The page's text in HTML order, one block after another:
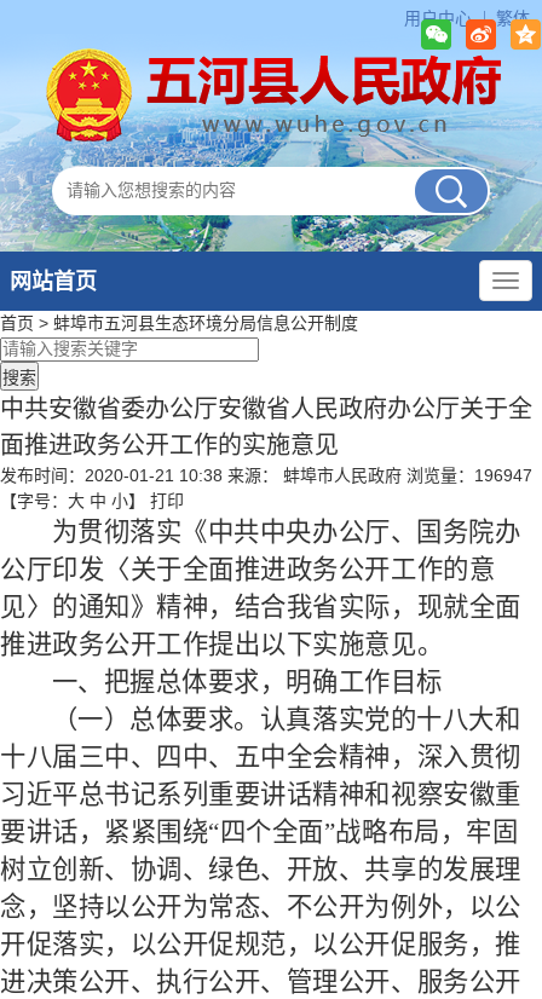
用户中心 繁体
网站首页
首页 > 蚌埠市五河县生态环境分局信息公开制度
中共安徽省委办公厅安徽省人民政府办公厅关于全
面推进政务公开工作的实施意见
发布时间：2020-01-21 10:38 来源： 蚌埠市人民政府 浏览量： 196947
【字号： 大 中 小】 打印
为贯彻落实《中共中央办公厅、国务院办
公厅印发〈关于全面推进政务公开工作的意
见〉的通知》精神，结合我省实际，现就全面
推进政务公开工作提出以下实施意见。
一、把握总体要求，明确工作目标
（一）总体要求。 认真落实党的十八大和
十八届三中、四中、五中全会精神，深入贯彻
习近平总书记系列重要讲话精神和视察安徽重
要讲话，紧紧围绕“四个全面”战略布局，牢固
树立创新、协调、绿色、开放、共享的发展理
念，坚持以公开为常态、不公开为例外，以公
开促落实，以公开促规范，以公开促服务，推
进决策公开、执行公开、管理公开、服务公开